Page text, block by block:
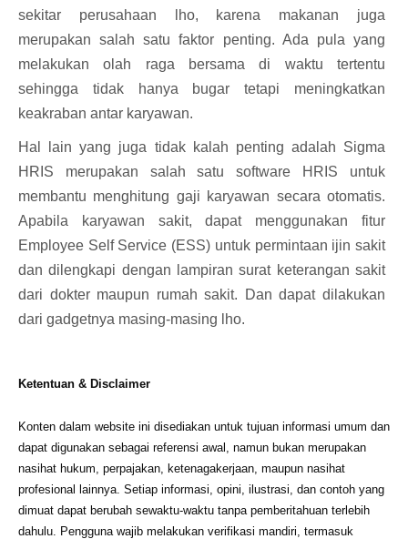
sekitar perusahaan lho, karena makanan juga
merupakan salah satu faktor penting. Ada pula yang
melakukan olah raga bersama di waktu tertentu
sehingga tidak hanya bugar tetapi meningkatkan
keakraban antar karyawan.
Hal lain yang juga tidak kalah penting adalah Sigma
HRIS merupakan salah satusoftware HRIS untuk
membantu menghitung gaji karyawan secara otomatis.
Apabila karyawan sakit, dapat menggunakan fitur
Employee Self Service (ESS) untuk permintaan ijin sakit
dan dilengkapi dengan lampiran surat keterangan sakit
dari dokter maupun rumah sakit. Dan dapat dilakukan
dari gadgetnya masing-masing lho.
Ketentuan & Disclaimer
Konten dalam website ini disediakan untuk tujuan informasi umum dan
dapat digunakan sebagai referensi awal, namun bukan merupakan
nasihat hukum, perpajakan, ketenagakerjaan, maupun nasihat
profesional lainnya. Setiap informasi, opini, ilustrasi, dan contoh yang
dimuat dapat berubah sewaktu-waktu tanpa pemberitahuan terlebih
dahulu. Pengguna wajib melakukan verifikasi mandiri, termasuk